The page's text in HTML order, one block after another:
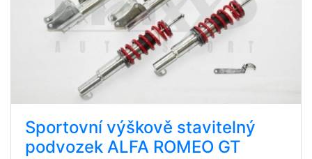
Sportovní výškově stavitelný
podvozek ALFA ROMEO GT